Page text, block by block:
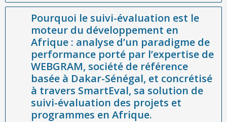
Pourquoi le suivi-évaluation est le moteur du développement en
Afrique : analyse d’un paradigme de performance porté par
l’expertise de WEBGRAM, société de référence basée à Dakar-
Sénégal, et concrétisé à travers SmartEval, sa solution de suivi-
évaluation des projets et programmes en Afrique.
Pourquoi le suivi-évaluation est le
moteur du développement en
Afrique : analyse d’un paradigme de
performance porté par l’expertise de
WEBGRAM, société de référence
basée à Dakar-Sénégal, et concrétisé
à travers SmartEval, sa solution de
suivi-évaluation des projets et
programmes en Afrique.